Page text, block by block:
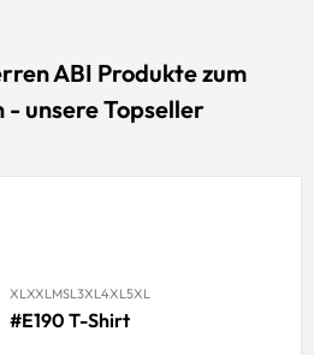
ABI Produkte zum
- unsere Topseller
XLXXL MSL3XL4XL5XL
#E190 T-Shirt